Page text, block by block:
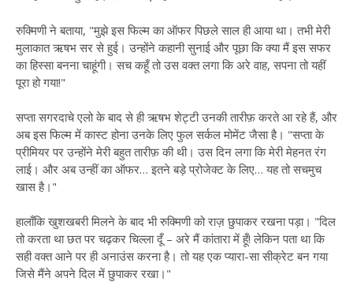
रुक्मिणी ने बताया, "मुझे इस फिल्म का ऑफर पिछले साल ही आया था। तभी मेरी
मुलाकात ऋषभ सर से हुई। उन्होंने कहानी सुनाई और पूछा कि क्या मैं इस सफर
का हिस्सा बनना चाहूंगी। सच कहूँ तो उस वक्त लगा कि अरे वाह, सपना तो यहीं
पूरा हो गया!"
सप्ता सगरदाचे एलो के बाद से ही ऋषभ शेट्टी उनकी तारीफ़ करते आ रहे हैं, और
अब इस फिल्म में कास्ट होना उनके लिए फुल सर्कल मोमेंट जैसा है। "सप्ता के
प्रीमियर पर उन्होंने मेरी बहुत तारीफ़ की थी। उस दिन लगा कि मेरी मेहनत रंग
लाई। और अब उन्हीं का ऑफर… इतने बड़े प्रोजेक्ट के लिए… यह तो सचमुच
खास है।"
हालाँकि खुशखबरी मिलने के बाद भी रुक्मिणी को राज़ छुपाकर रखना पड़ा। "दिल
तो करता था छत पर चढ़कर चिल्ला दूँ – अरे मैं कांतारा में हूँ! लेकिन पता था कि
सही वक्त आने पर ही अनाउंस करना है। तो यह एक प्यारा-सा सीक्रेट बन गया
जिसे मैंने अपने दिल में छुपाकर रखा।"